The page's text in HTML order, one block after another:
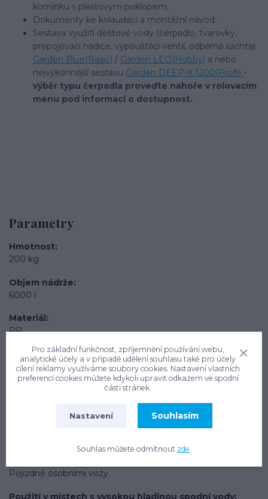
komínku s plastovým poklopem,
Dokumenty ke kolaudaci a montážní návod.
Sestava využití dešťové vody (čerpadlo, tvarovky,
propojovací hadice, vypouštěcí ventil, odběrná šachta)
Garden Blue(Basic) / Garden LEO(Hobby) a nebo
nejvýkonnější sestavu Garden DEEP-X 1200(Profi) -
výběr typu čerpadla proveďte nahoře v rolovacím
menu pod informací o dostupnost.
Parametry
Hmotnost
200 kg
Objem nádrže
6000 l
Materiál
PP
Vnitřní průměr
2250 mm
Pojízdné osobními vozy
Použití v místech s vysokou hladinou spodní vody
Pro základní funkčnost, zpříjemnění používání webu,
analytické účely a v případě udělení souhlasu také pro účely
cílení reklamy využíváme soubory cookies. Nastavení vlastních
preferencí cookies můžete kdykoli upravit odkazem ve spodní
části stránek.
Nastavení Souhlasím
Souhlas můžete odmítnout zde